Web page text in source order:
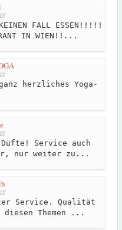
FALL ESSEN!!!!!
IN WIEN!!...
herzliches Yoga-
Service auch
nur weiter zu...
Service. Qualität
Themen ...